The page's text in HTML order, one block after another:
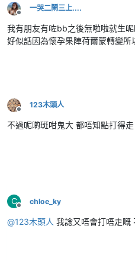
離線
一哭二鬧三上....
我有朋友有咗bb之後無啦啦就生
好似話因為懷孕果陣荷爾蒙轉變所
離線
123木頭人
不過呢啲斑咁鬼大 都唔知點打得走
C
離線
chloe_ky
@123木頭人 我諗又唔會打唔走嘅